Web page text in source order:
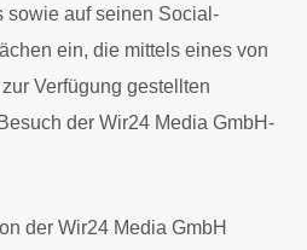
sowie auf seinen Social-
ein, die mittels eines von
Verfügung gestellten
der Wir24 Media GmbH-
der Wir24 Media GmbH